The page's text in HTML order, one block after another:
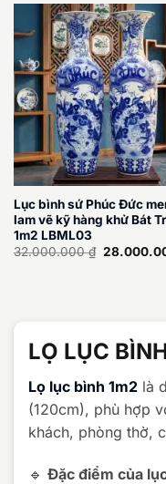
Lục bình sứ Phúc Đức
lam vẽ kỹ hàng khử Bát
1m2 LBML03
32.000.000₫ Giá
gốc
LỌ LỤC
Lọ lục bình 1m2 là
(120cm), phù hợp
khách, phòng thờ,
🔹 Đặc điểm của